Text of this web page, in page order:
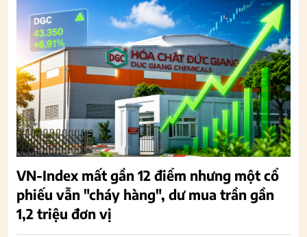
VN-Index mất gần 12 điểm nhưng một cổ
phiếu vẫn "cháy hàng", dư mua trần gần
1,2 triệu đơn vị